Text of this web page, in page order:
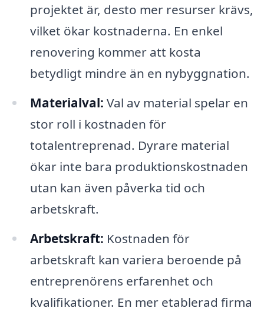
projektet är, desto mer resurser krävs,
vilket ökar kostnaderna. En enkel
renovering kommer att kosta
betydligt mindre än en nybyggnation.
Materialval: Val av material spelar en
stor roll i kostnaden för
totalentreprenad. Dyrare material
ökar inte bara produktionskostnaden
utan kan även påverka tid och
arbetskraft.
Arbetskraft: Kostnaden för
arbetskraft kan variera beroende på
entreprenörens erfarenhet och
kvalifikationer. En mer etablerad firma